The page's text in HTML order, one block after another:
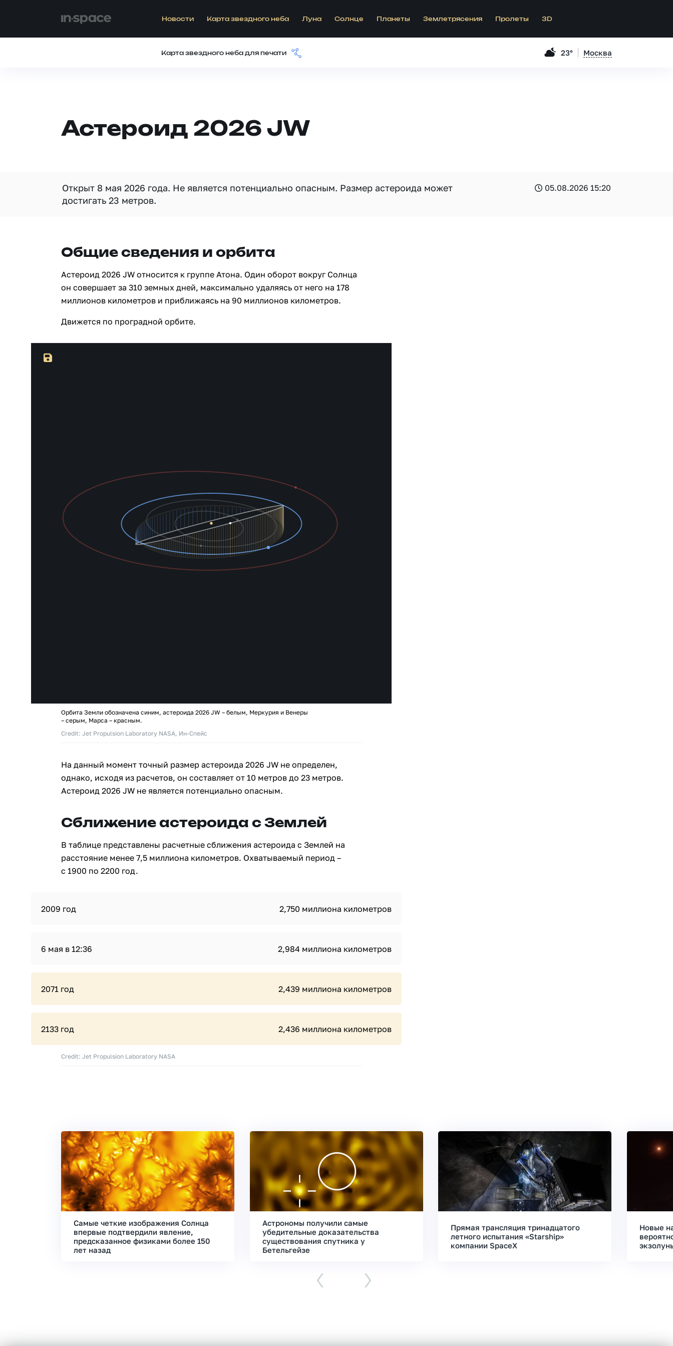
Новости Карта звездного неба Луна Солнце Планеты Землетрясения Пролеты 3D
Карта звездного неба для печати 23° Москва
Астероид 2026 JW
Открыт 8 мая 2026 года. Не является потенциально опасным. Размер астероида может
достигать 23 метров.
05.08.2026 15:20
Общие сведения и орбита
Астероид 2026 JW относится к группе Атона. Один оборот вокруг Солнца
он совершает за 310 земных дней, максимально удаляясь от него на 178
миллионов километров и приближаясь на 90 миллионов километров.
Движется по проградной орбите.
Орбита Земли обозначена синим, астероида 2026 JW – белым, Меркурия и Венеры
– серым, Марса – красным.
Credit: Jet Propulsion Laboratory NASA, Ин-Спейс
На данный момент точный размер астероида 2026 JW не определен,
однако, исходя из расчетов, он составляет от 10 метров до 23 метров.
Астероид 2026 JW не является потенциально опасным.
Сближение астероида с Землей
В таблице представлены расчетные сближения астероида с Землей на
расстояние менее 7,5 миллиона километров. Охватываемый период –
с 1900 по 2200 год.
2009 год 2,750 миллиона километров
6 мая в 12:36 2,984 миллиона километров
2071 год 2,439 миллиона километров
2133 год 2,436 миллиона километров
Credit: Jet Propulsion Laboratory NASA
Самые четкие изображения Солнца
впервые подтвердили явление,
предсказанное физиками более 150
лет назад
Астрономы получили самые
убедительные доказательства
существования спутника у
Бетельгейзе
Прямая трансляция тринадцатого
летного испытания «Starship»
компании SpaceX
Новые
‹ ›